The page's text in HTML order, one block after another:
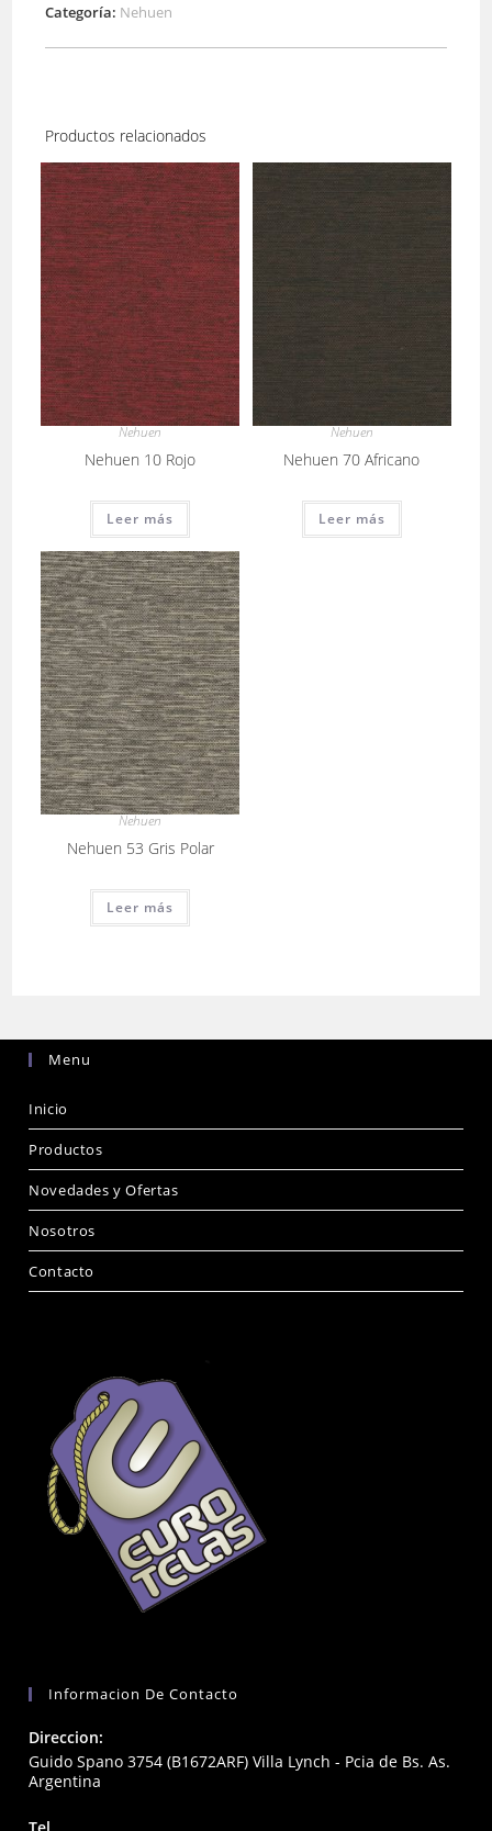
Categoría: Nehuen
Productos relacionados
Nehuen
Nehuen 10 Rojo
Leer más
Nehuen
Nehuen 70 Africano
Leer más
Nehuen
Nehuen 53 Gris Polar
Leer más
Menu
Inicio
Productos
Novedades y Ofertas
Nosotros
Contacto
Informacion De Contacto
Direccion:
Guido Spano 3754 (B1672ARF) Villa Lynch - Pcia de Bs. As.
Argentina